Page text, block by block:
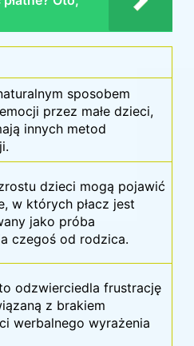
sposobem
przez małe dzieci,
innych metod
dzieci mogą pojawić
w których płacz jest
jako próba
czegoś od rodzica.
odzwierciedla frustrację
z brakiem
werbalnego wyrażenia